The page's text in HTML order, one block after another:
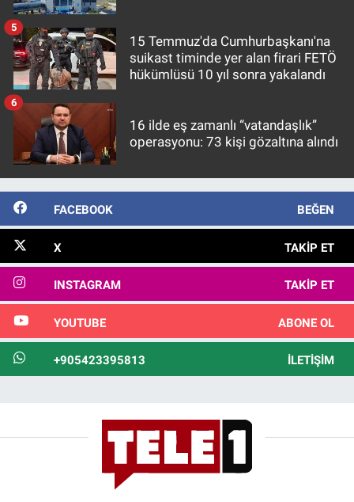
15 Temmuz'da Cumhurbaşkanı'na
suikast timinde yer alan firari FETÖ
hükümlüsü 10 yıl sonra yakalandı
5
16 ilde eş zamanlı “vatandaşlık”
operasyonu: 73 kişi gözaltına alındı
6
FACEBOOK BEĞEN
X TAKIP ET
INSTAGRAM TAKIP ET
YOUTUBE ABONE OL
+905423395813 İLETIŞIM